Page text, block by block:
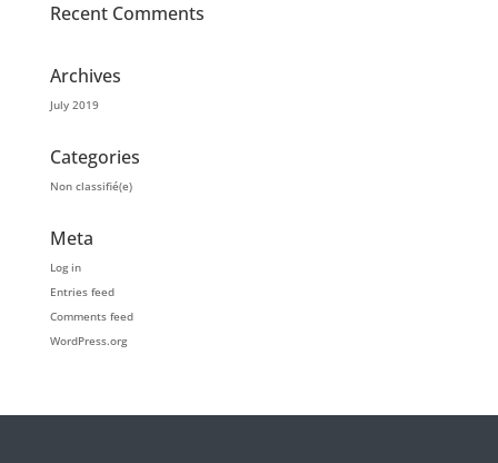
Recent Comments
Archives
July 2019
Categories
Non classifié(e)
Meta
Log in
Entries feed
Comments feed
WordPress.org